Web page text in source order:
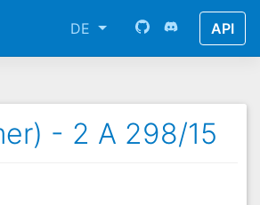
DE API
- 2 A 298/15